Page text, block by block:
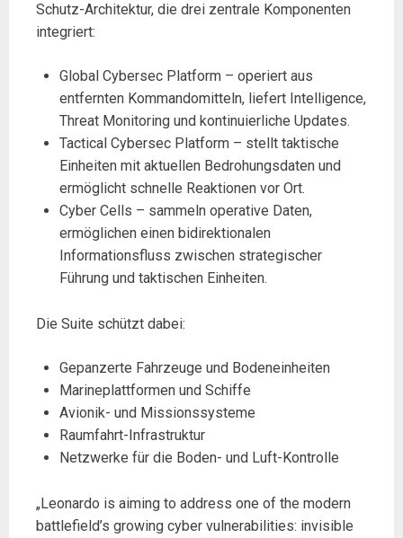
Schutz-Architektur, die drei zentrale Komponenten
integriert:
Global Cybersec Platform – operiert aus
entfernten Kommandomitteln, liefert Intelligence,
Threat Monitoring und kontinuierliche Updates.
Tactical Cybersec Platform – stellt taktische
Einheiten mit aktuellen Bedrohungsdaten und
ermöglicht schnelle Reaktionen vor Ort.
Cyber Cells – sammeln operative Daten,
ermöglichen einen bidirektionalen
Informationsfluss zwischen strategischer
Führung und taktischen Einheiten.
Die Suite schützt dabei:
Gepanzerte Fahrzeuge und Bodeneinheiten
Marineplattformen und Schiffe
Avionik- und Missionssysteme
Raumfahrt-Infrastruktur
Netzwerke für die Boden- und Luft-Kontrolle
„Leonardo is aiming to address one of the modern
battlefield’s growing cyber vulnerabilities: invisible